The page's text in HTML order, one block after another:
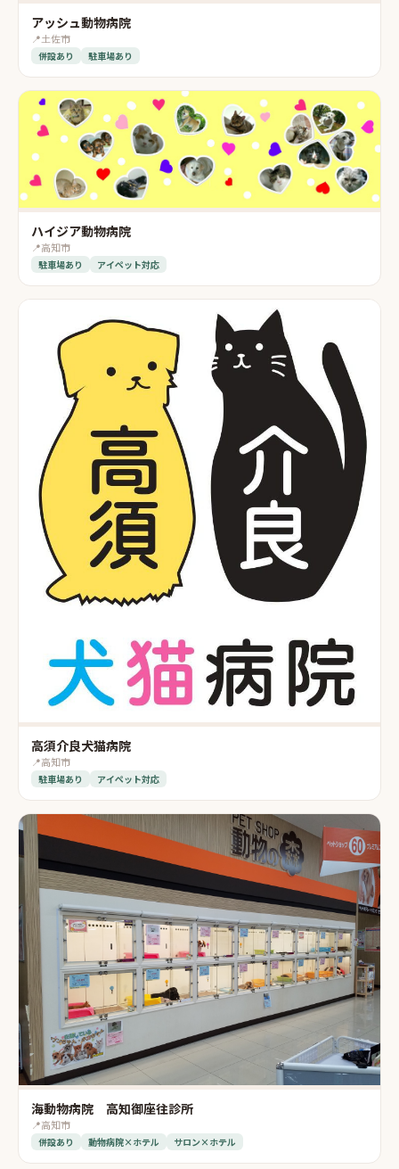
アッシュ動物病院
📍土佐市
併設あり 駐車場あり
ハイジア動物病院
📍高知市
駐車場あり アイペット対応
高須介良犬猫病院
📍高知市
駐車場あり アイペット対応
海動物病院 高知御座往診所
📍高知市
併設あり 動物病院×ホテル サロン×ホテル